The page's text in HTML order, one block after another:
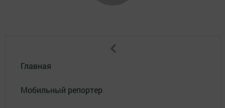
Главная
Мобильный репортер